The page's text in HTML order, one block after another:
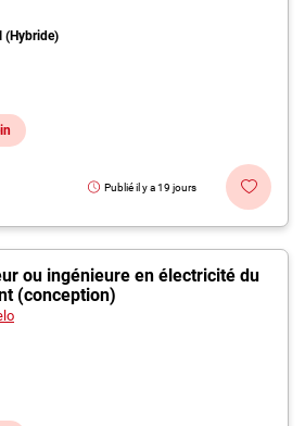
(Hybride)
Publié il y a 19 jours
ou ingénieure en électricité du
(conception)